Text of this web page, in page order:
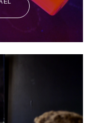
EL